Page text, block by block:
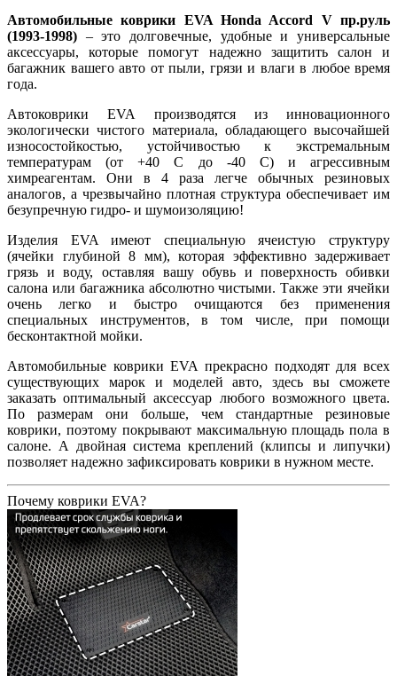
Автомобильные коврики EVA Honda Accord V пр.руль
(1993-1998) – это долговечные, удобные и универсальные
аксессуары, которые помогут надежно защитить салон и
багажник вашего авто от пыли, грязи и влаги в любое время
года.
Автоковрики EVA производятся из инновационного
экологически чистого материала, обладающего высочайшей
износостойкостью, устойчивостью к экстремальным
температурам (от +40 С до -40 С) и агрессивным
химреагентам. Они в 4 раза легче обычных резиновых
аналогов, а чрезвычайно плотная структура обеспечивает им
безупречную гидро- и шумоизоляцию!
Изделия EVA имеют специальную ячеистую структуру
(ячейки глубиной 8 мм), которая эффективно задерживает
грязь и воду, оставляя вашу обувь и поверхность обивки
салона или багажника абсолютно чистыми. Также эти ячейки
очень легко и быстро очищаются без применения
специальных инструментов, в том числе, при помощи
бесконтактной мойки.
Автомобильные коврики EVA прекрасно подходят для всех
существующих марок и моделей авто, здесь вы сможете
заказать оптимальный аксессуар любого возможного цвета.
По размерам они больше, чем стандартные резиновые
коврики, поэтому покрывают максимальную площадь пола в
салоне. А двойная система креплений (клипсы и липучки)
позволяет надежно зафиксировать коврики в нужном месте.
Почему коврики EVA?